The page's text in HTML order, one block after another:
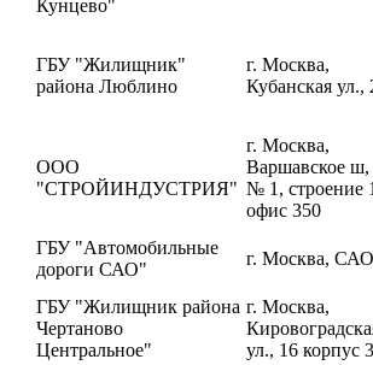
Кунцево"
ГБУ "Жилищник"
района Люблино
г. Москва,
Кубанская ул.,
ООО
"СТРОЙИНДУСТРИЯ"
г. Москва,
Варшавское
№ 1, строение
офис 350
ГБУ "Автомобильные
дороги САО"
г. Москва, САО
ГБУ "Жилищник района
Чертаново
Центральное"
г. Москва,
ул., 16 корпус 3